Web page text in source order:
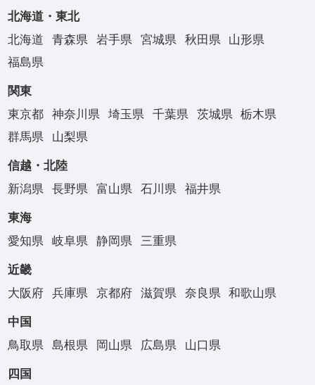
北海道・東北
北海道
青森県 岩手県 宮城県 秋田県
山形県
福島県
関東
東京都
神奈川県 埼玉県 千葉県 茨城県
栃木県
群馬県
山梨県
信越・北陸
新潟県
長野県 富山県 石川県 福井県
東海
愛知県
岐阜県 静岡県 三重県
近畿
大阪府
兵庫県 京都府 滋賀県 奈良県 和歌山県
中国
鳥取県
島根県 岡山県 広島県 山口県
四国